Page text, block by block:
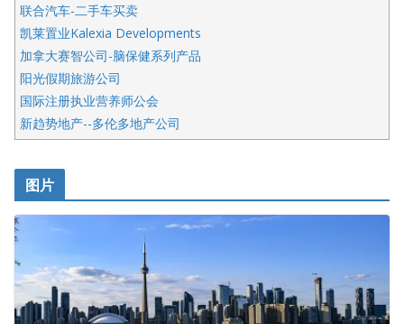
联合汽车-二手车买卖
凯莱置业Kalexia Developments
加拿大赛智公司-脑保健系列产品
阳光假期旅游公司
国际注册执业营养师公会
新趋势地产--多伦多地产公司
呱呱电器
开明车行KS CAR SALES & SERVICE
健健宝公司
皇后金融集团
正点印艺设计
图片